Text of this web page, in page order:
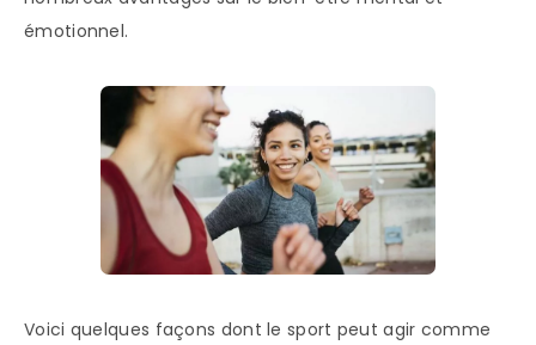
émotionnel.
Voici quelques façons dont le sport peut agir comme